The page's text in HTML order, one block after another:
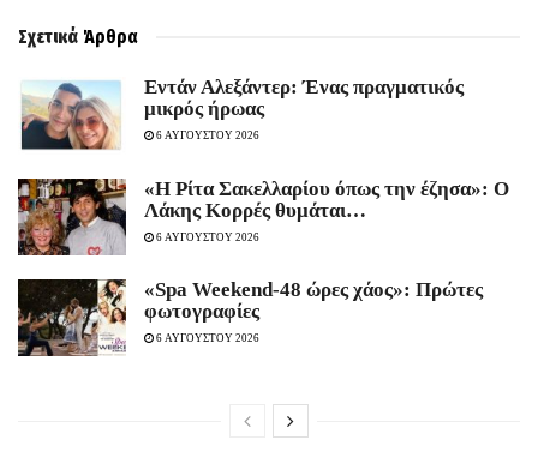
Σχετικά Άρθρα
Εντάν Αλεξάντερ: Ένας πραγματικός
μικρός ήρωας
6 ΑΥΓΟΥΣΤΟΥ 2026
«Η Ρίτα Σακελλαρίου όπως την έζησα»: Ο
Λάκης Κορρές θυμάται…
6 ΑΥΓΟΥΣΤΟΥ 2026
«Spa Weekend-48 ώρες χάος»: Πρώτες
φωτογραφίες
6 ΑΥΓΟΥΣΤΟΥ 2026